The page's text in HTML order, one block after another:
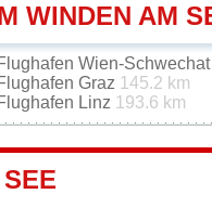
WINDEN AM
Wien-Schwechat
Graz 145.2 km
Linz 193.6 km